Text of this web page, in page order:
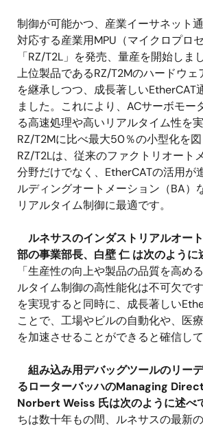
制御が可能かつ、産業イーサネット
対応する産業用MPU（マイクロプロ
「RZ/T2L」を発売、量産を開始しま
上位製品であるRZ/T2Mのハードウェ
を継承しつつ、成長著しいEtherCAT
ました。これにより、ACサーボモー
る高速処理や高いリアルタイム性を実
RZ/T2Mに比べ最大50％の小型化を図
RZ/T2Lは、従来のファクトリオート
分野だけでなく、EtherCATの活用が
ルディングオートメーション（BA）
リアルタイム制御に最適です。
ルネサスのインダストリアルオー
部の事業部長、白壁 仁 は次のように
「生産性の向上や製品の品質を高め
ルタイム制御の高性能化は不可欠で
を実現すると同時に、成長著しい
ことで、工場やビルの自動化や、医
を加速させることができると確信して
組み込み用デバッグツールのリー
るローターバッハのManaging
Norbert Weiss 氏は次のように述べ
ちは数十年もの間、ルネサスの最新